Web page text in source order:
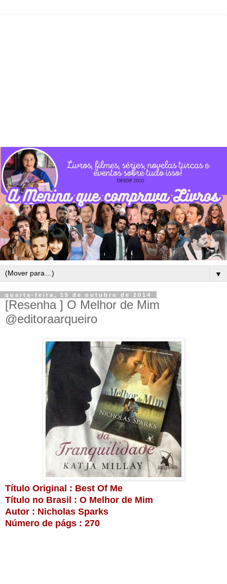
▼
quarta-feira, 15 de outubro de 2014
[Resenha ] O Melhor de Mim
@editoraarqueiro
Título Original : Best Of Me
Título no Brasil : O Melhor de Mim
Autor : Nicholas Sparks
Número de págs : 270